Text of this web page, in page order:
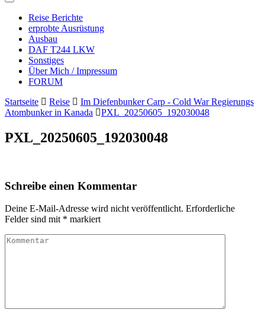
Reise Berichte
erprobte Ausrüstung
Ausbau
DAF T244 LKW
Sonstiges
Über Mich / Impressum
FORUM
Startseite
Reise
Im Diefenbunker Carp - Cold War Regierungs
Atombunker in Kanada
PXL_20250605_192030048
PXL_20250605_192030048
Schreibe einen Kommentar
Deine E-Mail-Adresse wird nicht veröffentlicht. Erforderliche
Felder sind mit * markiert
Kommentar